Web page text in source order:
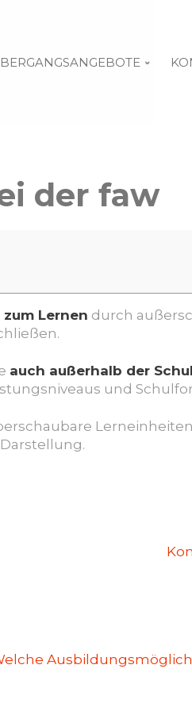
der faw
Lernen durch
auch außerhalb der
und